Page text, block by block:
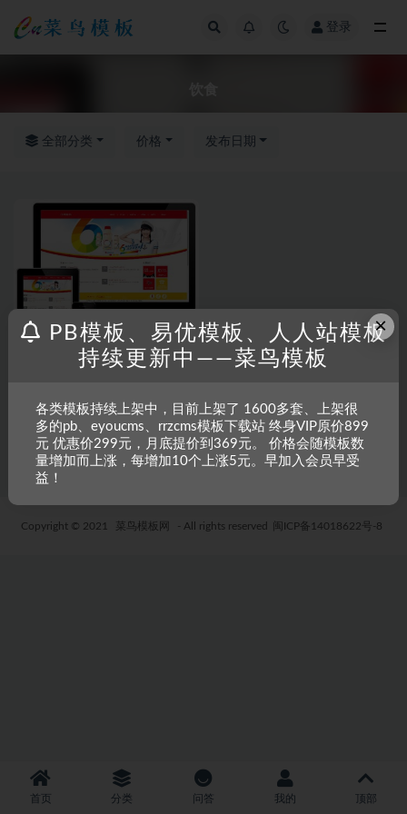
登录
全部分类 价格 发布日期
RRZCMS模板
(响应式)
5 年前 48 19.9
Copyright © 2021 菜鸟模板网 - All rights reserved 闽ICP备14018622号-8
首页 分类 问答 我的 顶部
×
PB模板、易优模板、人人站模板
持续更新中——菜鸟模板
各类模板持续上架中，目前上架了 1600多套、上架很
多的pb、eyoucms、rrzcms模板下载站 终身VIP原价899
元 优惠价299元，月底提价到369元。 价格会随模板数
量增加而上涨，每增加10个上涨5元。早加入会员早受
益！